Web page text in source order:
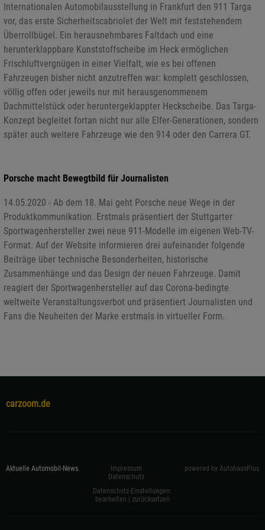
Internationalen Automobilausstellung in Frankfurt den 911 Targa
vor, das erste Sicherheitscabriolet der Welt mit feststehendem
Überrollbügel. Ein herausnehmbares Faltdach und eine
herunterklappbare Kunststoffscheibe im Heck ermöglichen
Frischluftvergnügen in einer Vielfalt, wie es bei offenen
Fahrzeugen bisher nicht anzutreffen war: komplett geschlossen,
völlig offen oder jeweils nur mit herausgenommenem
Dachmittelstück oder heruntergeklappter Heckscheibe. Das Targa-
Konzept begleitet fortan nicht nur alle Elfer-Generationen, sondern
später auch weitere Fahrzeuge wie den 914 oder den Carrera GT.
Porsche macht Bewegtbild für Journalisten
14.05.2020 - Ab dem 18. Mai geht Porsche neue Wege in der
Produktkommunikation. Erstmals präsentiert der Stuttgarter
Sportwagenhersteller zwei neue 911-Modelle im eigenen Web-TV-
Format. Auf der Website informieren drei aufeinander folgende
Beiträge über technische Besonderheiten, historische
Zusammenhänge und das Design der neuen Fahrzeuge. Damit
reagiert der Sportwagenhersteller auf das Corona-bedingte
weltweite Veranstaltungsverbot und präsentiert Journalisten und
Fans die Neuheiten der Marke erstmals in virtueller Form.
carzoom.de
Aktuelle Automobil-News
Impressum
Datenschutz
Datenschutz-Einstellungen:
bearbeiten
zurücksetzen
powered by AutohausPlus